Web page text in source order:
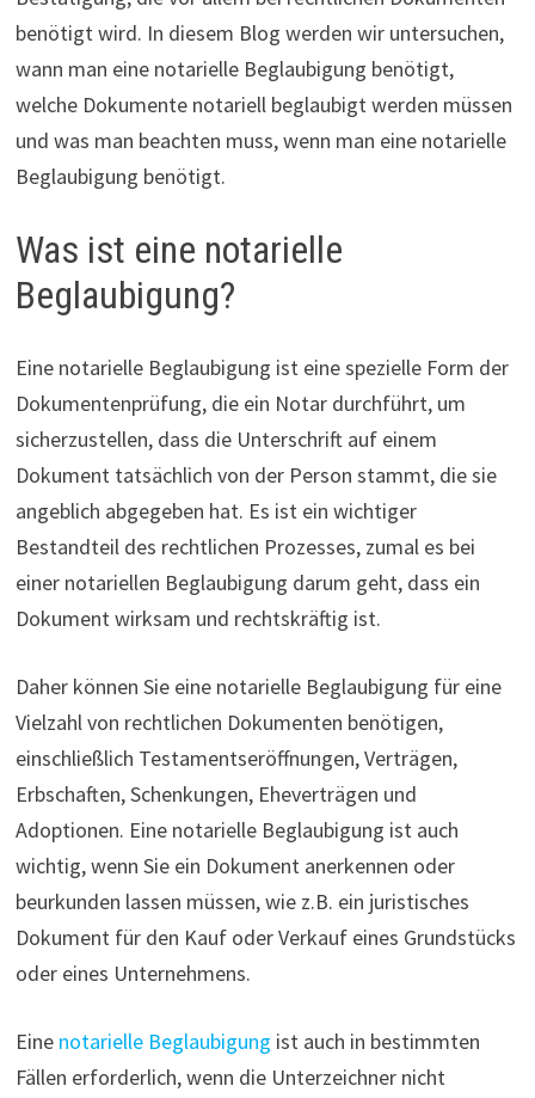
benötigt wird. In diesem Blog werden wir untersuchen,
wann man eine notarielle Beglaubigung benötigt,
welche Dokumente notariell beglaubigt werden müssen
und was man beachten muss, wenn man eine notarielle
Beglaubigung benötigt.
Was ist eine notarielle
Beglaubigung?
Eine notarielle Beglaubigung ist eine spezielle Form der
Dokumentenprüfung, die ein Notar durchführt, um
sicherzustellen, dass die Unterschrift auf einem
Dokument tatsächlich von der Person stammt, die sie
angeblich abgegeben hat. Es ist ein wichtiger
Bestandteil des rechtlichen Prozesses, zumal es bei
einer notariellen Beglaubigung darum geht, dass ein
Dokument wirksam und rechtskräftig ist.
Daher können Sie eine notarielle Beglaubigung für eine
Vielzahl von rechtlichen Dokumenten benötigen,
einschließlich Testamentseröffnungen, Verträgen,
Erbschaften, Schenkungen, Eheverträgen und
Adoptionen. Eine notarielle Beglaubigung ist auch
wichtig, wenn Sie ein Dokument anerkennen oder
beurkunden lassen müssen, wie z.B. ein juristisches
Dokument für den Kauf oder Verkauf eines Grundstücks
oder eines Unternehmens.
Eine notarielle Beglaubigung ist auch in bestimmten
Fällen erforderlich, wenn die Unterzeichner nicht